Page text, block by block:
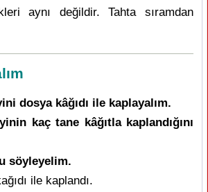
aynı değildir. Tahta sıramdan
dosya kâğıdı ile kaplayalım.
kaç tane kâğıtla kaplandığını
söyleyelim.
ile kaplandı.